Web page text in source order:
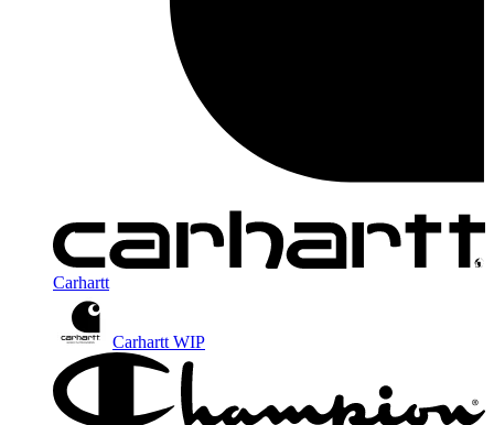
Carhartt
Carhartt WIP